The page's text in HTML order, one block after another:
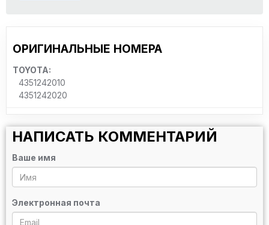
ОРИГИНАЛЬНЫЕ НОМЕРА
TOYOTA:
4351242010
4351242020
НАПИСАТЬ КОММЕНТАРИЙ
Ваше имя
Электронная почта